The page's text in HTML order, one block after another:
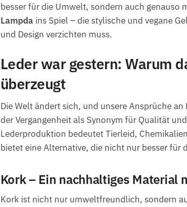
besser für die Umwelt, sondern auch genauso
Lampda ins Spiel – die stylische und vegane
und Design verzichten muss.
Leder war gestern: Warum
überzeugt
Die Welt ändert sich, und unsere Ansprüche
der Vergangenheit als Synonym für Qualität
Lederproduktion bedeutet Tierleid,
bietet eine Alternative, die nicht nur besser
Kork – Ein nachhaltiges Material
Kork ist nicht nur umweltfreundlich, sondern